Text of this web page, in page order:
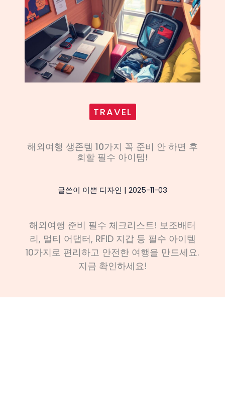
TRAVEL
해외여행 생존템 10가지 꼭 준비 안 하면 후
회할 필수 아이템!
글쓴이 이쁜 디자인 | 2025-11-03
해외여행 준비 필수 체크리스트! 보조배터
리, 멀티 어댑터, RFID 지갑 등 필수 아이템
10가지로 편리하고 안전한 여행을 만드세요.
지금 확인하세요!